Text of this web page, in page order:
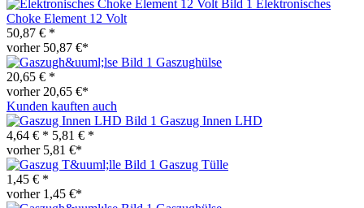
Elektronisches
Choke Element 12 Volt
50,87 € *
vorher 50,87 €*
Gaszughülse
20,65 € *
vorher 20,65 €*
Kunden kauften auch
Gaszug Innen LHD
4,64 € * 5,81 € *
vorher 5,81 €*
Gaszug Tülle
1,45 € *
vorher 1,45 €*